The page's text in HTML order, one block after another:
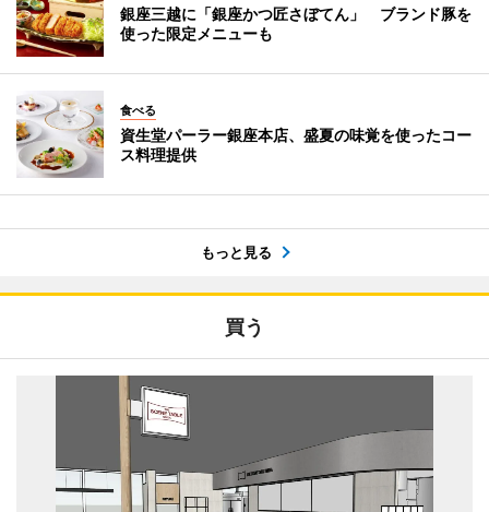
銀座三越に「銀座かつ匠さぼてん」 ブランド豚を
使った限定メニューも
食べる
資生堂パーラー銀座本店、盛夏の味覚を使ったコー
ス料理提供
もっと見る
買う